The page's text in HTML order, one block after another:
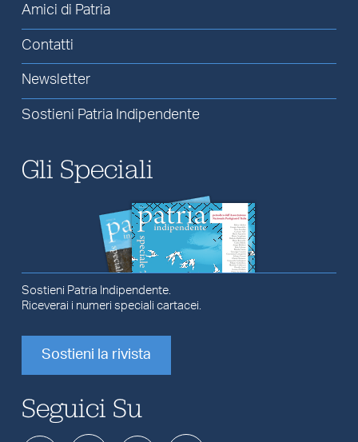
Amici di Patria
Contatti
Newsletter
Sostieni Patria Indipendente
Gli Speciali
Sostieni Patria Indipendente.
Riceverai i numeri speciali cartacei.
Sostieni la rivista
Seguici Su